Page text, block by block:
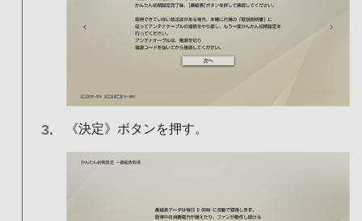
《決定》ボタンを押す。